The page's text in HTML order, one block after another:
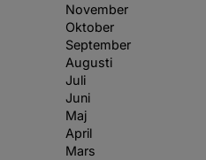
November
Oktober
September
Augusti
Juli
Juni
Maj
April
Mars